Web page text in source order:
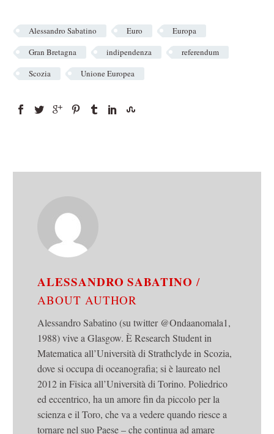
Alessandro Sabatino Euro
Europa
Gran Bretagna
indipendenza
referendum
Scozia
Unione Europea
ALESSANDRO SABATINO /
ABOUT AUTHOR
Alessandro Sabatino (su twitter @Ondaanomala1,
1988) vive a Glasgow. È Research Student in
Matematica all’Università di Strathclyde in Scozia,
dove si occupa di oceanografia; si è laureato nel
2012 in Fisica all’Università di Torino. Poliedrico
ed eccentrico, ha un amore fin da piccolo per la
scienza e il Toro, che va a vedere quando riesce a
tornare nel suo Paese – che continua ad amare